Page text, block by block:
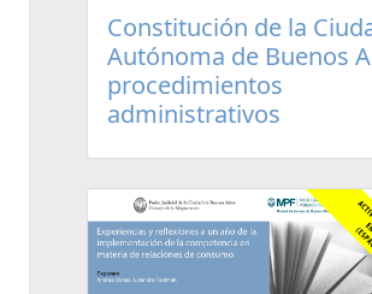
Constitución de la
Autónoma de Buenos
procedimientos
administrativos